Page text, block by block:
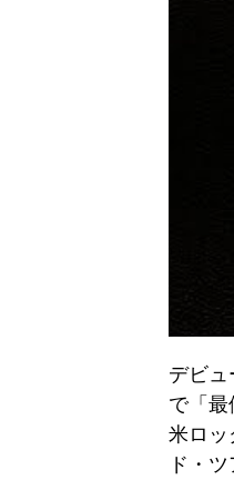
デビ
で「
米ロッ
ド・